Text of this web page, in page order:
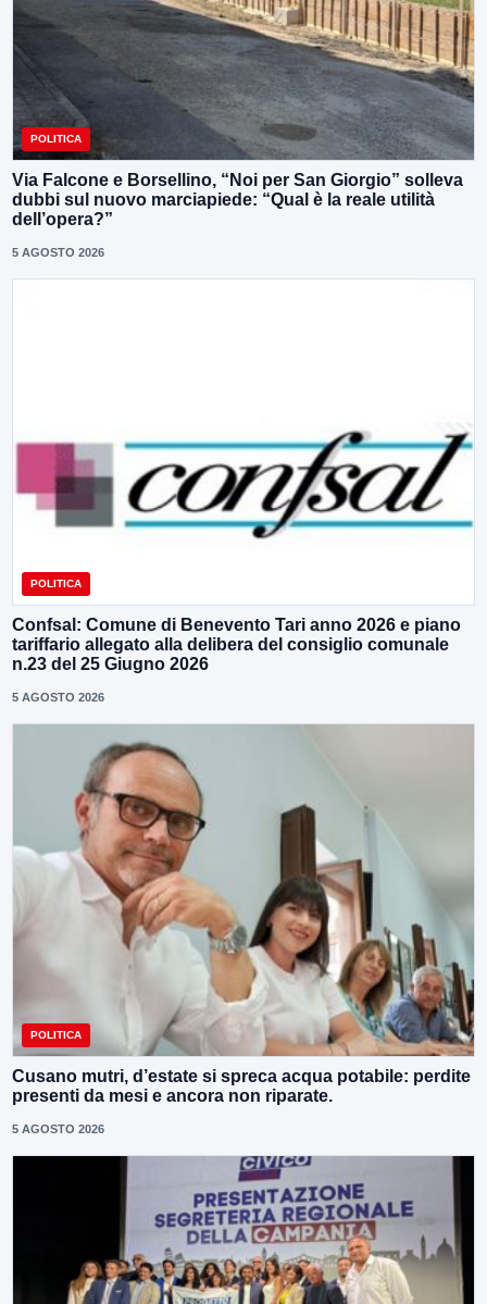
POLITICA
Via Falcone e Borsellino, “Noi per San Giorgio” solleva
dubbi sul nuovo marciapiede: “Qual è la reale utilità
dell’opera?”
5 AGOSTO 2026
POLITICA
Confsal: Comune di Benevento Tari anno 2026 e piano
tariffario allegato alla delibera del consiglio comunale
n.23 del 25 Giugno 2026
5 AGOSTO 2026
POLITICA
Cusano mutri, d’estate si spreca acqua potabile: perdite
presenti da mesi e ancora non riparate.
5 AGOSTO 2026